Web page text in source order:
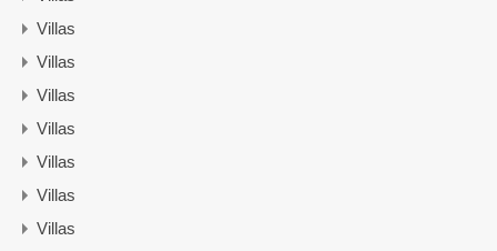
Villas
Villas
Villas
Villas
Villas
Villas
Villas